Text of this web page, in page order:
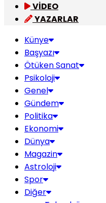
VİDEO
YAZARLAR
Künye
Başyazı
Ötüken Sanat
Psikoloji
Genel
Gündem
Politika
Ekonomi
Dünya
Magazin
Astroloji
Spor
Diğer